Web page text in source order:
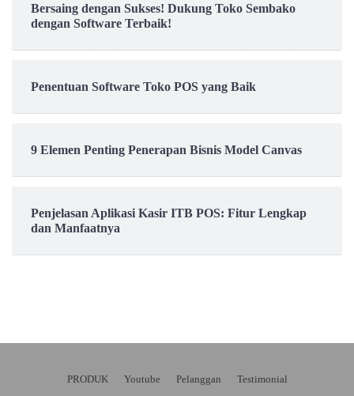
Bersaing dengan Sukses! Dukung Toko Sembako
dengan Software Terbaik!
Penentuan Software Toko POS yang Baik
9 Elemen Penting Penerapan Bisnis Model Canvas
Penjelasan Aplikasi Kasir ITB POS: Fitur Lengkap
dan Manfaatnya
PRODUK Youtube Pelanggan Testimonial